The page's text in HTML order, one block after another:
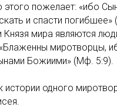
этого пожелает: «ибо
и спасти
Князя мира являются
миротворцы,
Божиими» (Мф. 5:9).
истории одного